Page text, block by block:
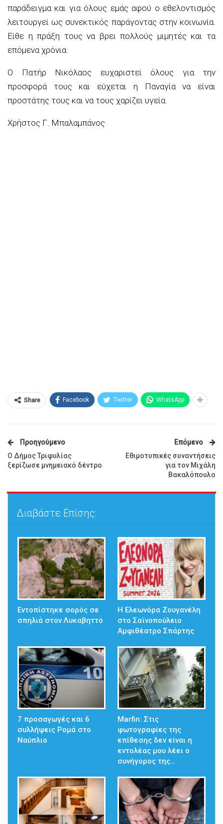
παράδειγμα και για όλους εμάς αφού ο εθελοντισμός
λειτουργεί ως συνεκτικός παράγοντας στην κοινωνία.
Είθε η πράξη τους να βρει πολλούς μιμητές και τα
επόμενα χρόνια.
Ο Πατήρ Νικόλαος ευχαριστεί όλους για την
προσφορά τους και εύχεται η Παναγία να είναι
προστάτης τους και να τους χαρίζει υγεία.
Χρήστος Γ. Μπαλαμπάνος
Share Facebook Twitter WhatsApp
Προηγούμενο
Ο Δήμος Τριφυλίας
ξερίζωσε μνημειακό δέντρο
Επόμενο
Εθιμοτυπικές συναντήσεις
για τον Μιχάλη
Βακαλόπουλο
Διαβάστε Επίσης:
Εντοπίστηκε σορός σε
σπηλιά στον Λυκαβηττό
Η Ελεωνόρα Ζουγανέλη
στο Σαϊνοπούλειο
Αμφιθέατρο Σπάρτης
7 προσαγωγές και 6
συλλήψεις Ρομά στο
Ναύπλιο
Marfin: Στις
φωτογραφίες της
επίθεσης δεν είναι η
εντολέας μου λέει ο
συνήγορος της…